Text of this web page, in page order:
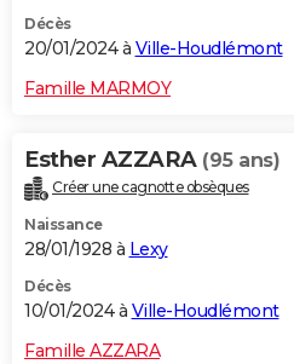
Décès
20/01/2024 à Ville-Houdlémont
Famille MARMOY
Esther AZZARA (95 ans)
Créer une cagnotte obsèques
Naissance
28/01/1928 à Lexy
Décès
10/01/2024 à Ville-Houdlémont
Famille AZZARA